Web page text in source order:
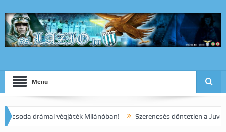
Menu
drámai végjáték Milánóban! Szerencsés döntetlen a Juve elleni